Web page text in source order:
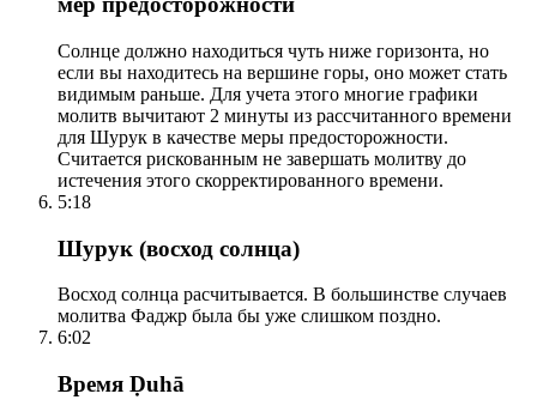
Солнце должно находиться чуть ниже горизонта, но
если вы находитесь на вершине горы, оно может стать
видимым раньше. Для учета этого многие графики
молитв вычитают 2 минуты из рассчитанного времени
для Шурук в качестве меры предосторожности.
Считается рискованным не завершать молитву до
истечения этого скорректированного времени.
5:18
Шурук (восход солнца)
Восход солнца расчитывается. В большинстве случаев
молитва Фаджр была бы уже слишком поздно.
6:02
Время Ḍuhā